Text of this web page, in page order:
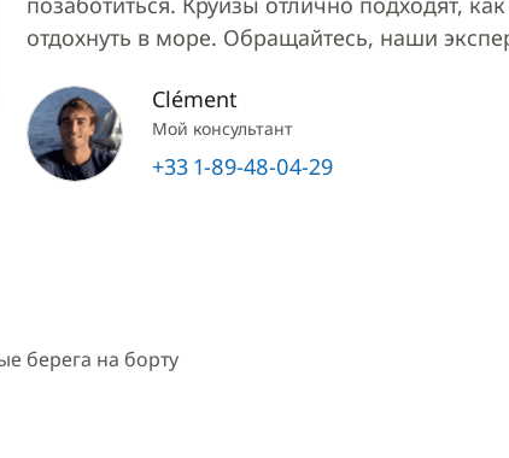
отдохнуть в море. Обращайтесь, наши
Clément
Мой консультант
+33 1-89-48-04-29
берега на борту